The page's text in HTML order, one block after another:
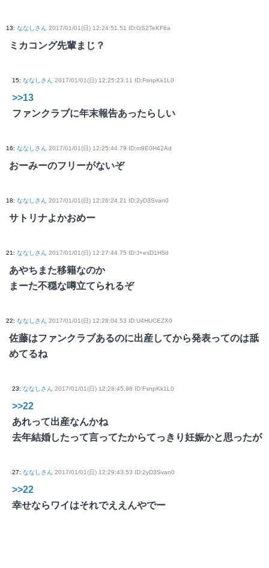
13: ななしさん 2017/01/01(日) 12:24:51.51 ID:GS2TeKF6a
ミカコング先輩まじ？
15: ななしさん 2017/01/01(日) 12:25:23.11 ID:FsnpKk1L0
>>13
ファンクラブに年末報告あったらしい
16: ななしさん 2017/01/01(日) 12:25:44.79 ID:m9E0H42Ad
おーみーのフリーがないぞ
18: ななしさん 2017/01/01(日) 12:26:24.21 ID:2yD3Svan0
サトリナよかおめー
21: ななしさん 2017/01/01(日) 12:27:44.75 ID:J+esD1H5d
あやちまた移籍なのか
まーた不穏な噂立てられるぞ
22: ななしさん 2017/01/01(日) 12:28:04.53 ID:U4HUCEZX0
佐藤はファンクラブあるのに出産してから発表ってのは舐
めてるね
23: ななしさん 2017/01/01(日) 12:28:45.98 ID:FsnpKk1L0
>>22
あれって出産なんかね
去年結婚したって言ってたからてっきり妊娠かと思ったが
27: ななしさん 2017/01/01(日) 12:29:43.53 ID:2yD3Svan0
>>22
幸せならワイはそれでええんやでー